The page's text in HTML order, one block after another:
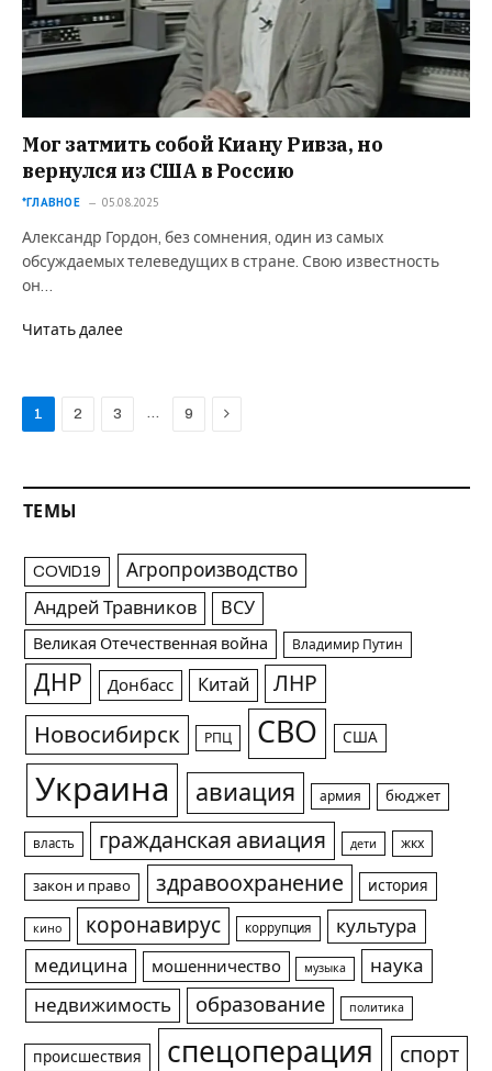
Мог затмить собой Киану Ривза, но
вернулся из США в Россию
*ГЛАВНОЕ 05.08.2025
Александр Гордон, без сомнения, один из самых
обсуждаемых телеведущих в стране. Свою известность
он…
Читать далее
1 2 3 … 9 Next
ТЕМЫ
COVID19 Агропроизводство
Андрей Травников ВСУ
Великая Отечественная война Владимир Путин
ДНР Донбасс Китай ЛНР
Новосибирск РПЦ СВО США
Украина авиация армия бюджет
власть гражданская авиация дети жкх
закон и право здравоохранение история
кино коронавирус коррупция
культура
медицина
мошенничество музыка
наука
недвижимость
образование политика
происшествия спецоперация спорт